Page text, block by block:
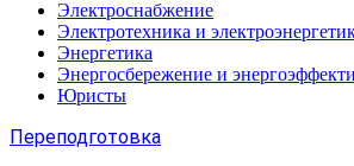
Электроснабжение
Электротехника и
Энергетика
Энергосбережение и
Юристы
Переподготовка